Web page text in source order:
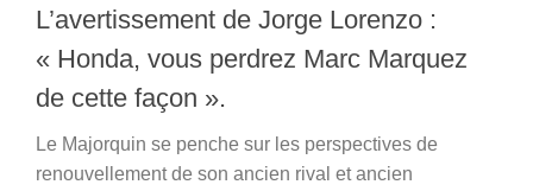
L’avertissement de Jorge Lorenzo :
« Honda, vous perdrez Marc Marquez
de cette façon ».
Le Majorquin se penche sur les perspectives de
renouvellement de son ancien rival et ancien